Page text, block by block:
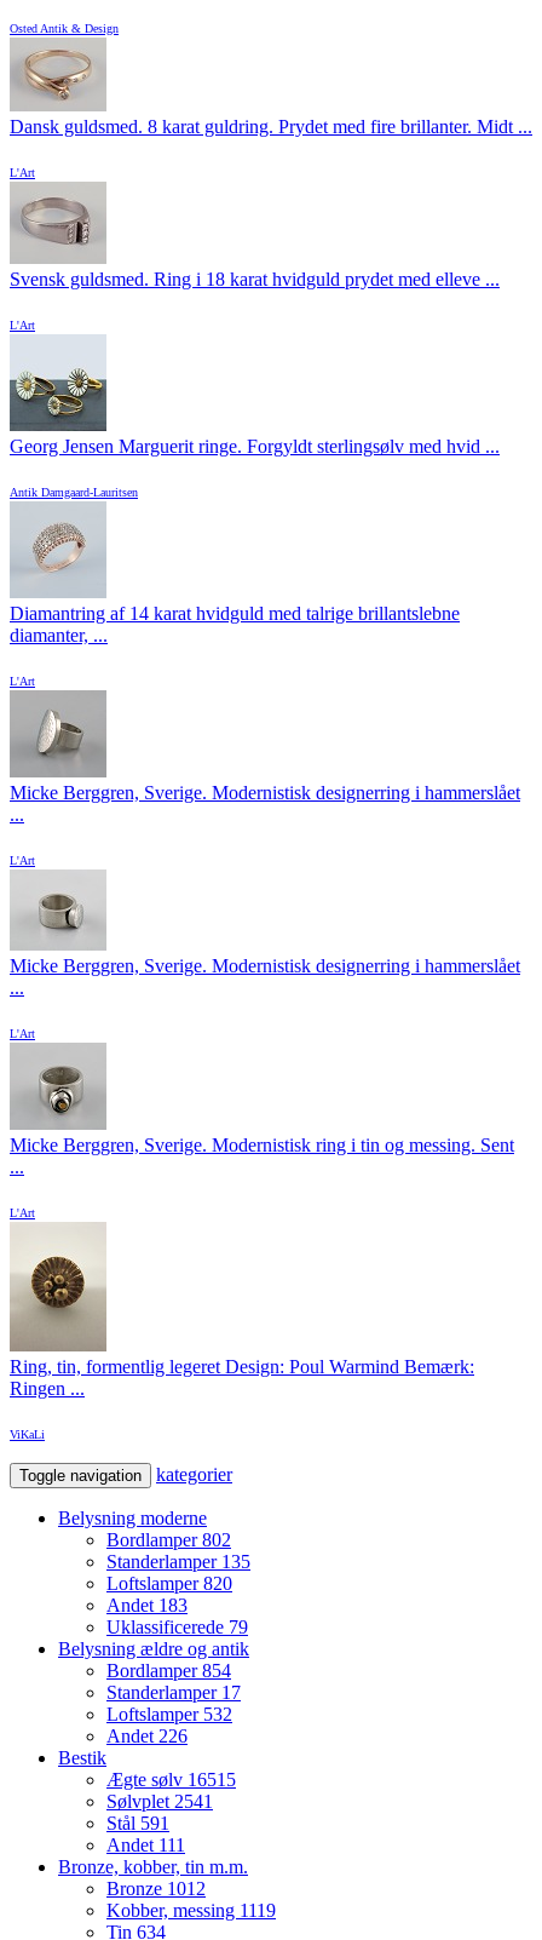
Osted Antik & Design
Dansk guldsmed. 8 karat guldring. Prydet med fire brillanter. Midt ...
L'Art
Svensk guldsmed. Ring i 18 karat hvidguld prydet med elleve ...
L'Art
Georg Jensen Marguerit ringe. Forgyldt sterlingsølv med hvid ...
Antik Damgaard-Lauritsen
Diamantring af 14 karat hvidguld med talrige brillantslebne
diamanter, ...
L'Art
Micke Berggren, Sverige. Modernistisk designerring i hammerslået
...
L'Art
Micke Berggren, Sverige. Modernistisk designerring i hammerslået
...
L'Art
Micke Berggren, Sverige. Modernistisk ring i tin og messing. Sent
...
L'Art
Ring, tin, formentlig legeret Design: Poul Warmind Bemærk:
Ringen ...
ViKaLi
Toggle navigation kategorier
Belysning moderne
Bordlamper802
Standerlamper 135
Loftslamper820
Andet 183
Uklassificerede 79
Belysning ældre og antik
Bordlamper854
Standerlamper 17
Loftslamper 532
Andet 226
Bestik
Ægte sølv 16515
Sølvplet 2541
Stål 591
Andet 111
Bronze, kobber, tin m.m.
Bronze 1012
Kobber, messing 1119
Tin 634